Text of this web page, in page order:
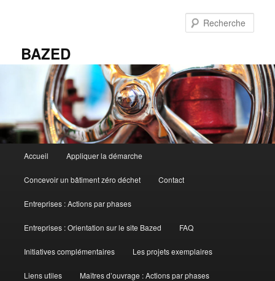
BAZED
principal
Accueil Appliquer la démarche
Concevoir un bâtiment zéro déchet Contact
Entreprises : Actions par phases
Entreprises : Orientation sur le site Bazed FAQ
Initiatives complémentaires Les projets exemplaires
Liens utiles Maîtres d’ouvrage : Actions par phases